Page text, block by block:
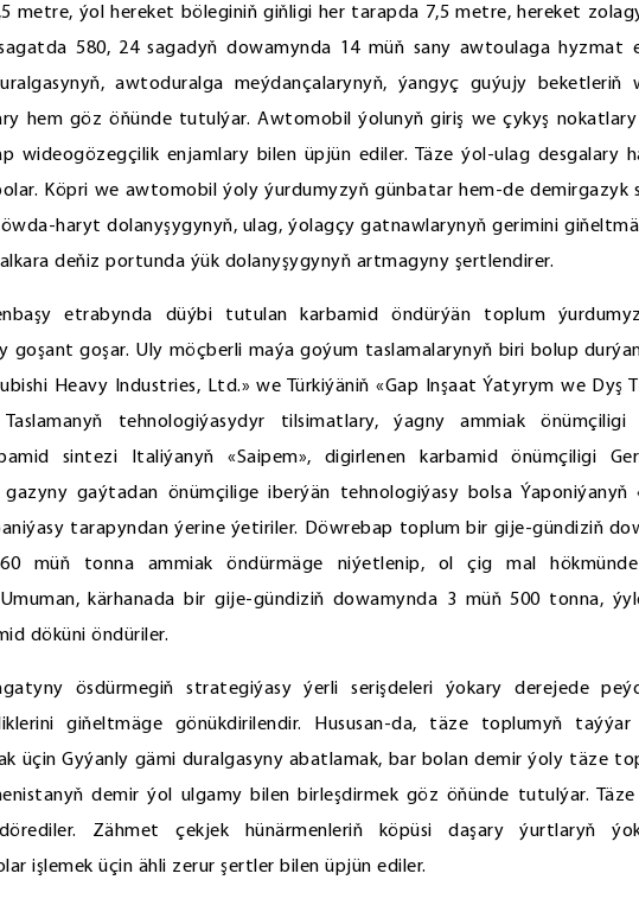
metre, ýol hereket böleginiň giňligi her tarapda 7,5 metre, hereket
580, 24 sagadyň dowamynda 14 müň sany awtoulaga hyzmat
awtoduralga meýdançalarynyň, ýangyç guýujy beketleriň
hem göz öňünde tutulýar. Awtomobil ýolunyň giriş we çykyş
wideogözegçilik enjamlary bilen üpjün ediler. Täze ýol-ulag desgalary
Köpri we awtomobil ýoly ýurdumyzyň günbatar hem-de demirgazyk
haryt dolanyşygynyň, ulag, ýolagçy gatnawlarynyň gerimini
deňiz portunda ýük dolanyşygynyň artmagyny şertlendirer.
etrabynda düýbi tutulan karbamid öndürýän toplum
goşant goşar. Uly möçberli maýa goýum taslamalarynyň biri bolup
Heavy Industries, Ltd.» we Türkiýäniň «Gap Inşaat Ýatyrym we Dyş
Taslamanyň tehnologiýasydyr tilsimatlary, ýagny ammiak önümçiligi
sintezi Italiýanyň «Saipem», digirlenen karbamid önümçiligi
gazyny gaýtadan önümçilige iberýän tehnologiýasy bolsa Ýaponiýanyň
tarapyndan ýerine ýetiriler. Döwrebap toplum bir gije-gündiziň
müň tonna ammiak öndürmäge niýetlenip, ol çig mal hökmünde
kärhanada bir gije-gündiziň dowamynda 3 müň 500 tonna,
döküni öndüriler.
ösdürmegiň strategiýasy ýerli serişdeleri ýokary derejede
giňeltmäge gönükdirilendir. Hususan-da, täze toplumyň taýýar
üçin Gyýanly gämi duralgasyny abatlamak, bar bolan demir ýoly täze
demir ýol ulgamy bilen birleşdirmek göz öňünde tutulýar. Täze
Zähmet çekjek hünärmenleriň köpüsi daşary ýurtlaryň
işlemek üçin ähli zerur şertler bilen üpjün ediler.